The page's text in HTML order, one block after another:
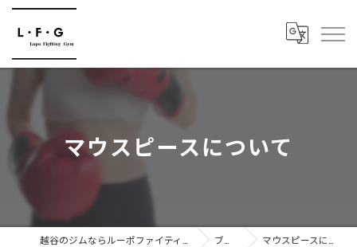
マウスピースについて
ブログ マウスピースについて